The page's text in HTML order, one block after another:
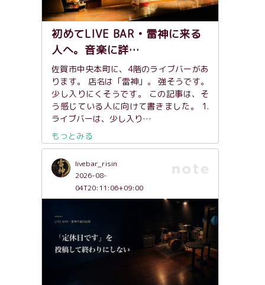
初めてLIVE BAR • 雷神に来る
人へ。音楽に詳…
佐賀市中央本町に、4階のライブバーがあ
ります。 店名は「雷神」。 強そうです。
少し入りにくそうです。 この記事は、そ
う感じている人に向けて書きました。 1.
ライブバーは、少し入り…
もっとみる
livebar_risin
2026-08-
04T20:11:06+09:00